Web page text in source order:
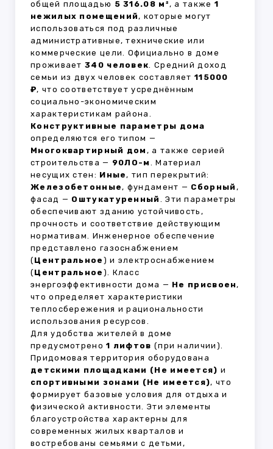
общей площадью 5 316.08 м², а также 1
нежилых помещений, которые могут
использоваться под различные
административные, технические или
коммерческие цели. Официально в доме
проживает 340 человек. Средний доход
семьи из двух человек составляет 115000
₽, что соответствует усреднённым
социально-экономическим
характеристикам района.
Конструктивные параметры дома
определяются его типом —
Многоквартирный дом , а также серией
строительства — 90ЛО-м . Материал
несущих стен: Иные, тип перекрытий:
Железобетонные, фундамент — Сборный ,
фасад — Оштукатуренный . Эти параметры
обеспечивают зданию устойчивость,
прочность и соответствие действующим
нормативам. Инженерное обеспечение
представлено газоснабжением
(Центральное ) и электроснабжением
(Центральное ). Класс
энергоэффективности дома — Не присвоен,
что определяет характеристики
теплосбережения и рациональности
использования ресурсов.
Для удобства жителей в доме
предусмотрено1 лифтов (при наличии).
Придомовая территория оборудована
детскими площадками (Не имеется) и
спортивными зонами (Не имеется), что
формирует базовые условия для отдыха и
физической активности. Эти элементы
благоустройства характерны для
современных жилых кварталов и
востребованы семьями с детьми,